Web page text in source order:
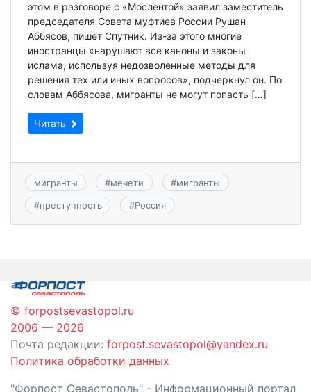
этом в разговоре с «Мослентой» заявил заместитель
председателя Совета муфтиев России Рушан
Аббясов, пишет Спутник. Из-за этого многие
иностранцы «нарушают все каноны и законы
ислама, используя недозволенные методы для
решения тех или иных вопросов», подчеркнул он. По
словам Аббясова, мигранты не могут попасть […]
Читать
мигранты #мечети #мигранты
#преступность #Россия
© forpostsevastopol.ru
2006 — 2026
Почта редакции: forpost.sevastopol@yandex.ru
Политика обработки данных
"Форпост Севастополь" - Информационный портал